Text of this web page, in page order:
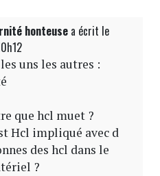
honteusea écrit le
uns les autres :
que hcl muet ?
Hcl impliqué avec d
des hcl dans le
?